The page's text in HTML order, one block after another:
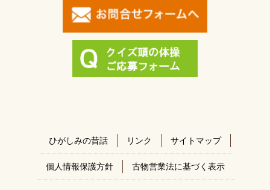
ひがしみの昔話 リンク サイトマップ
個人情報保護方針 古物営業法に基づく表示